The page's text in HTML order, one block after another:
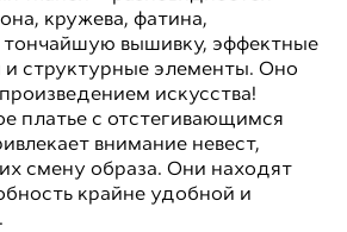
кружева, фатина,
тончайшую вышивку, эффектные
и структурные элементы. Оно
искусства!
платье с отстегивающимся
внимание невест,
смену образа. Они находят
крайне удобной и